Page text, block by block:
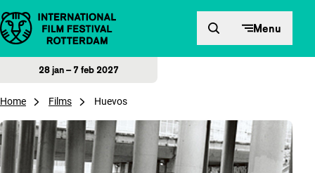
Direct naar inhoud Menu
28 jan – 7 feb 2027
Home Films Huevos